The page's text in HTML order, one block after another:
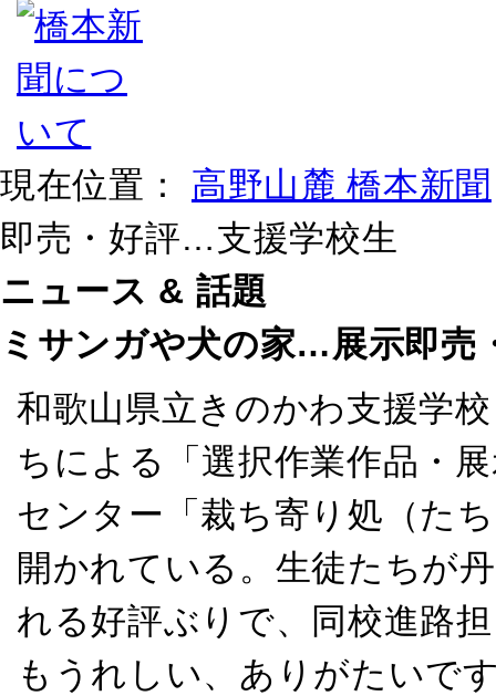
現在位置： 高野山麓 橋本新聞
即売・好評…支援学校生
ニュース & 話題
ミサンガや犬の家…展示即売
和歌山県立きのかわ支援学
ちによる「選択作業作品・
センター「裁ち寄り処（た
開かれている。生徒たちが
れる好評ぶりで、同校進路
もうれしい、ありがたいで